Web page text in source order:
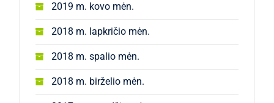
2019 m. kovo mėn.
2018 m. lapkričio mėn.
2018 m. spalio mėn.
2018 m. birželio mėn.